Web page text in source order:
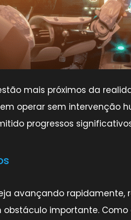
mais próximos da
operar sem intervenção
progressos
avançando rapidamente,
obstáculo importante.